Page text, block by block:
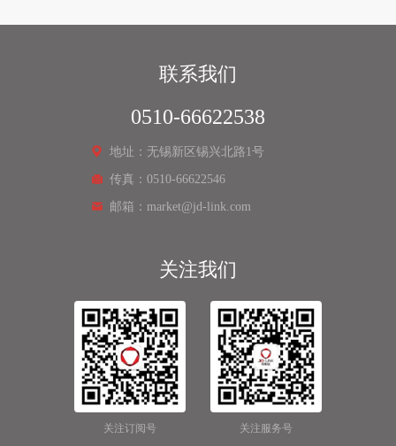
联系我们
0510-66622538
地址：无锡新区锡兴北路1号
传真：0510-66622546
邮箱：market@jd-link.com
关注我们
关注订阅号 关注服务号